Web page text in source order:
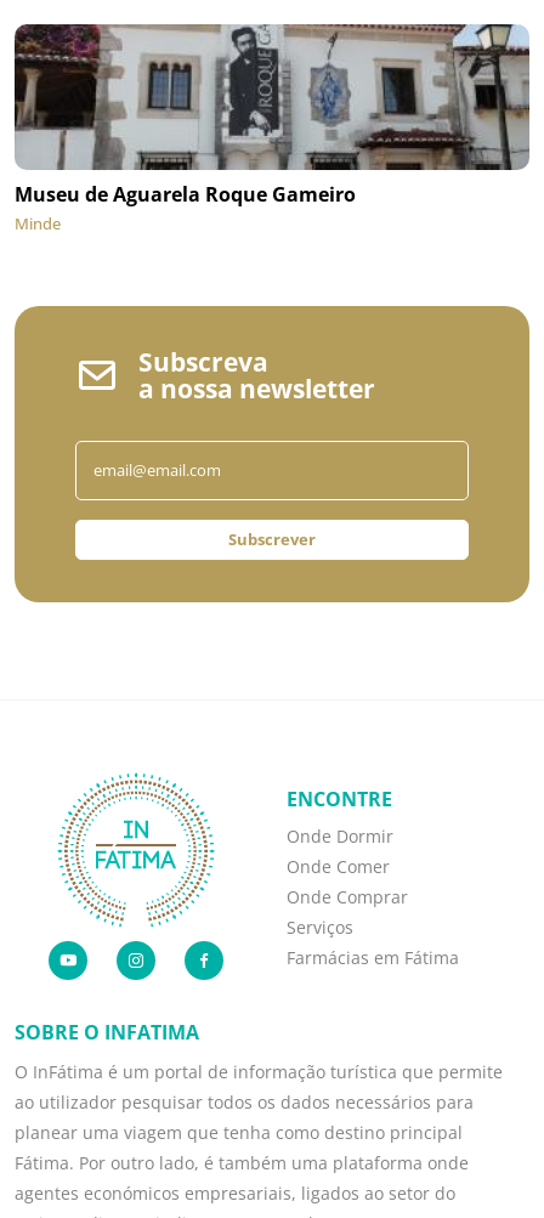
Museu de Aguarela Roque Gameiro
Minde
Subscreva
a nossa newsletter
Subscrever
SOBRE O INFATIMA
O InFátima é um portal de informação turística que permite
ao utilizador pesquisar todos os dados necessários para
planear uma viagem que tenha como destino principal
Fátima. Por outro lado, é também uma plataforma onde
agentes económicos empresariais, ligados ao setor do
ENCONTRE
Onde Dormir
Onde Comer
Onde Comprar
Serviços
Farmácias em Fátima